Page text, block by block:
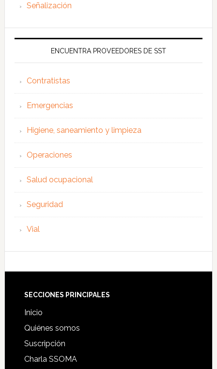
Señalización
ENCUENTRA PROVEEDORES DE SST
Contratistas
Emergencias
Higiene, saneamiento y limpieza
Operaciones
Salud ocupacional
Seguridad
Vial
Footer
SECCIONES PRINCIPALES
Inicio
Quiénes somos
Suscripción
Charla SSOMA